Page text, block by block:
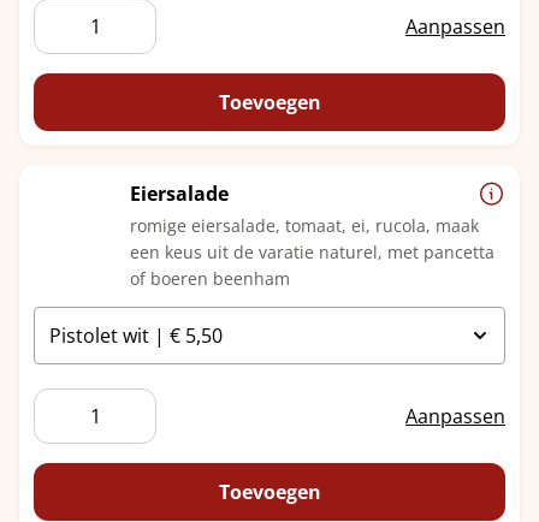
Driel
aantal
Aanpassen
Toevoegen
Eiersalade
romige eiersalade, tomaat, ei, rucola, maak
een keus uit de varatie naturel, met pancetta
of boeren beenham
Eiersalade
aantal
Aanpassen
Toevoegen